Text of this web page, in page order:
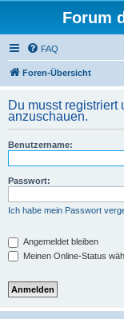
Forum
FAQ
Foren-Übersicht
Du musst registriert
anzuschauen.
Benutzername:
Passwort:
Ich habe mein Passwort
Angemeldet bleiben
Meinen Online-Status